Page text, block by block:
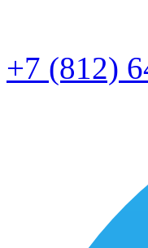
+7 (812)